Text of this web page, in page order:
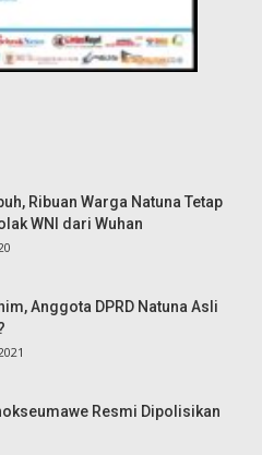
Ribuan Warga Natuna Tetap
WNI dari Wuhan
Anggota DPRD Natuna Asli
Resmi Dipolisikan